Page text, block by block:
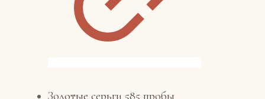
Золотые серьги 585 пробы